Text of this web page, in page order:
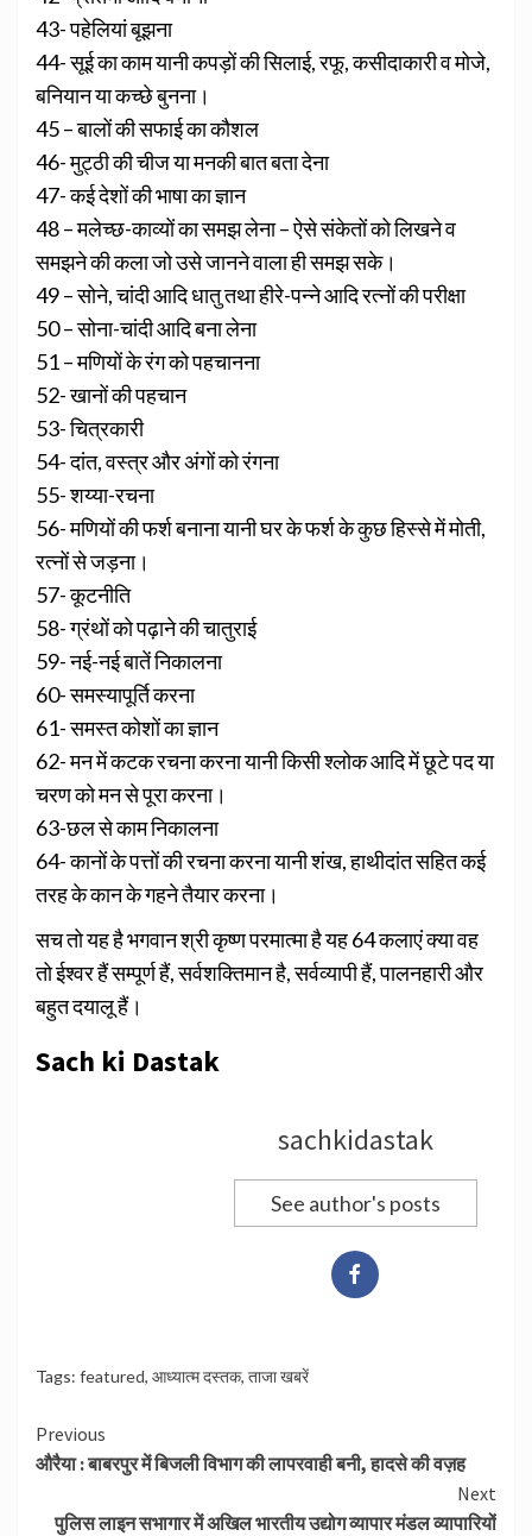
43- पहेलियां बूझना
44- सूई का काम यानी कपड़ों की सिलाई, रफू, कसीदाकारी व मोजे,
बनियान या कच्छे बुनना।
45 – बालों की सफाई का कौशल
46- मुट्ठी की चीज या मनकी बात बता देना
47- कई देशों की भाषा का ज्ञान
48 – मलेच्छ-काव्यों का समझ लेना – ऐसे संकेतों को लिखने व
समझने की कला जो उसे जानने वाला ही समझ सके।
49 – सोने, चांदी आदि धातु तथा हीरे-पन्ने आदि रत्नों की परीक्षा
50 – सोना-चांदी आदि बना लेना
51 – मणियों के रंग को पहचानना
52- खानों की पहचान
53- चित्रकारी
54- दांत, वस्त्र और अंगों को रंगना
55- शय्या-रचना
56- मणियों की फर्श बनाना यानी घर के फर्श के कुछ हिस्से में मोती,
रत्नों से जड़ना।
57- कूटनीति
58- ग्रंथों को पढ़ाने की चातुराई
59- नई-नई बातें निकालना
60- समस्यापूर्ति करना
61- समस्त कोशों का ज्ञान
62- मन में कटक रचना करना यानी किसी श्लोक आदि में छूटे पद या
चरण को मन से पूरा करना।
63-छल से काम निकालना
64- कानों के पत्तों की रचना करना यानी शंख, हाथीदांत सहित कई
तरह के कान के गहने तैयार करना।
सच तो यह है भगवान श्री कृष्ण परमात्मा है यह 64 कलाएं क्या वह
तो ईश्वर हैं सम्पूर्ण हैं, सर्वशक्तिमान है, सर्वव्यापी हैं, पालनहारी और
बहुत दयालू हैं।
Sach ki Dastak
sachkidastak
See author's posts
Tags: featured, आध्यात्म दस्तक, ताजा खबरें
Continue
Reading
Previous
औरैया : बाबरपुर में बिजली विभाग की लापरवाही बनी, हादसे की वज़ह
Next
पुलिस लाइन सभागार में अखिल भारतीय उद्योग व्यापार मंडल व्यापारियों